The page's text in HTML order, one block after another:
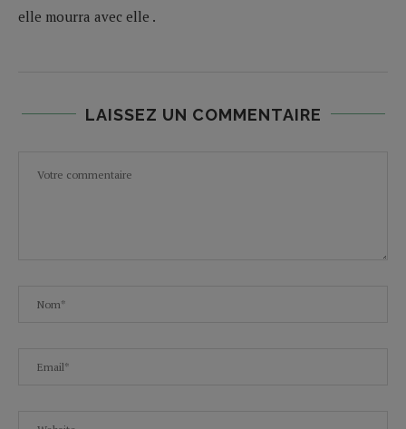
elle mourra avec elle .
LAISSEZ UN COMMENTAIRE